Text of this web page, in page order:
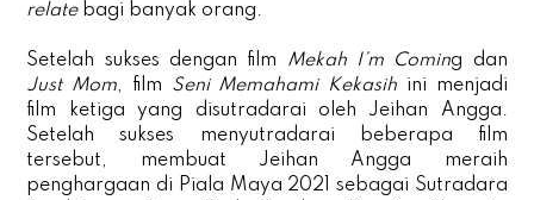
relatebagi banyak orang.
Setelah sukses dengan film Mekah I’m Coming dan
Just Mom, film Seni Memahami Kekasih ini menjadi
film ketiga yang disutradarai oleh Jeihan Angga.
Setelah sukses menyutradarai beberapa film
tersebut, membuat Jeihan Angga meraih
penghargaan di Piala Maya 2021 sebagai Sutradara